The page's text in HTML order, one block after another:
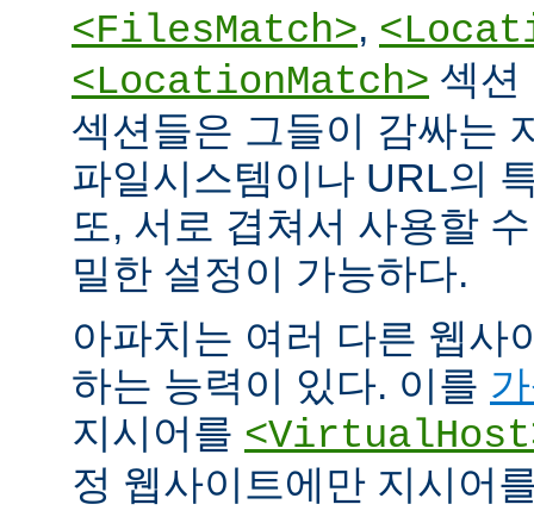
<FilesMatch>,
<LocationMatch> 섹션
섹션들은 그들이 감싸는
파일시스템이나 URL의
또, 서로 겹쳐서 사용할
밀한 설정이 가능하다.
아파치는 여러 다른 웹사
하는 능력이 있다. 이를
지시어를
정 웹사이트에만 지시어